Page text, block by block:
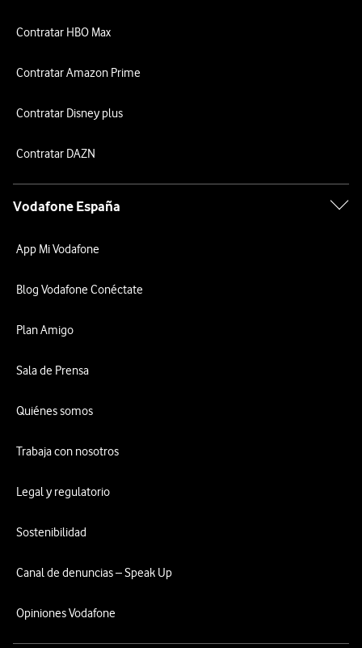
Contratar HBO Max
Contratar Amazon Prime
Contratar Disney plus
Contratar DAZN
Vodafone España
App Mi Vodafone
Blog Vodafone Conéctate
Plan Amigo
Sala de Prensa
Quiénes somos
Trabaja con nosotros
Legal y regulatorio
Sostenibilidad
Canal de denuncias – Speak Up
Opiniones Vodafone